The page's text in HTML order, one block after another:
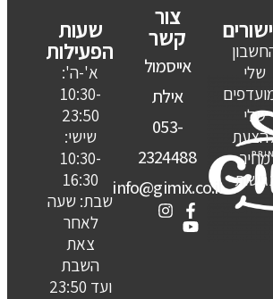
שלי
שלי
מחיר
נגישות
צור
קשר
אייסמול
אילת
053-
2324488
info@gimix.co.il
שעות
הפעילות
א'-ה':
10:30-
23:50
שישי:
10:30-
16:30
שבת: שעה
לאחר
צאת
השבת
ועד 23:50